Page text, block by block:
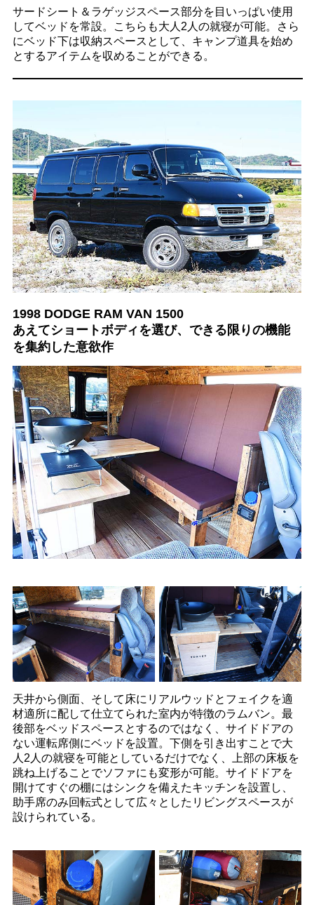
サードシート＆ラゲッジスペース部分を目いっぱい使用
してベッドを常設。こちらも大人2人の就寝が可能。さら
にベッド下は収納スペースとして、キャンプ道具を始め
とするアイテムを収めることができる。
1998 DODGE RAM VAN 1500
あえてショートボディを選び、できる限りの機能
を集約した意欲作
天井から側面、そして床にリアルウッドとフェイクを適
材適所に配して仕立てられた室内が特徴のラムバン。最
後部をベッドスペースとするのではなく、サイドドアの
ない運転席側にベッドを設置。下側を引き出すことで大
人2人の就寝を可能としているだけでなく、上部の床板を
跳ね上げることでソファにも変形が可能。サイドドアを
開けてすぐの棚にはシンクを備えたキッチンを設置し、
助手席のみ回転式として広々としたリビングスペースが
設けられている。